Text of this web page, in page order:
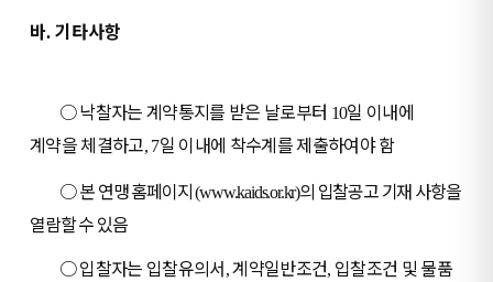
바. 기타사항
○낙찰자는 계약통지를 받은 날로부터 10일 이내에
계약을 체결하고, 7일 이내에 착수계를 제출하여야 함
○본 연맹 홈페이지(www.kaids.or.kr)의 입찰공고 기재 사항을
열람할 수 있음
○입찰자는 입찰유의서,계약일반조건, 입찰조건 및 물품